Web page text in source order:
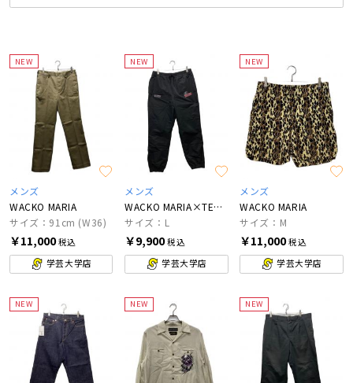
NEW
メンズ
WACKO MARIA
サイズ：91cm (W36)
￥11,000税込
学芸大学店
NEW
メンズ
WACKO MARIA×TECATE
サイズ：L
￥9,900税込
学芸大学店
NEW
メンズ
WACKO MARIA
サイズ：M
￥11,000税込
学芸大学店
NEW NEW NEW